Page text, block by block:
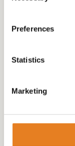
Preferences
Statistics
Marketing